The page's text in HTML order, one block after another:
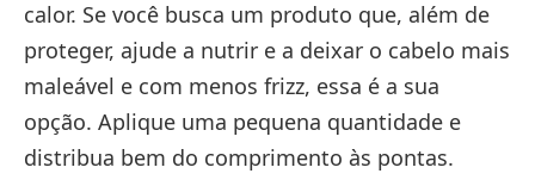
calor. Se você busca um produto que, além de
proteger, ajude a nutrir e a deixar o cabelo mais
maleável e com menos frizz, essa é a sua
opção. Aplique uma pequena quantidade e
distribua bem do comprimento às pontas.